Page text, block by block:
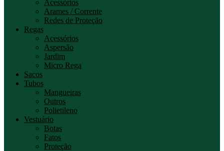
Acessórios
Arames / Corrente
Redes de Proteção
Regas
Acessórios
Aspersão
Jardim
Micro Rega
Sacos
Tubos
Mangueiras
Outros
Polietileno
Vestuário
Botas
Fatos
Proteção